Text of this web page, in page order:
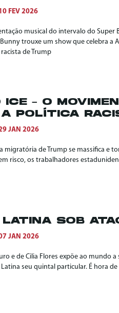
FEV 2026
musical do intervalo do
trouxe um show que celebra a
de Trump
ICE – O
POLÍTICA
JAN 2026
migratória de Trump se massifica e
risco, os trabalhadores
SOB
JAN 2026
e de Cilia Flores expõe ao mundo
seu quintal particular. É hora